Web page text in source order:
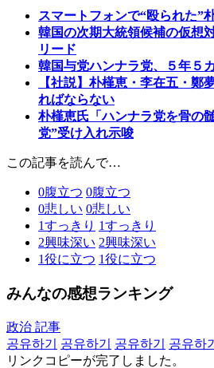
スマートフォンで“殴られた”
韓国の次期大統領候補の仮想
リード
韓国与党ハンナラ党、５年５
【社説】朴槿恵・李在五・鄭
ればならない
朴槿恵氏「ハンナラ党を骨の
党”受け入れ示唆
この記事を読んで…
0腹立つ 0腹立つ
0悲しい 0悲しい
1すっきり 1すっきり
2興味深い 2興味深い
1役に立つ 1役に立つ
みんなの感想ランキング
政治 記事
공유하기
공유하기 공유하기 공유하기
リンクコピーが完了しました。